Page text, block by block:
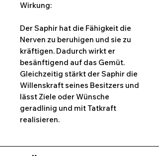
Wirkung:
Der Saphir hat die Fähigkeit die
Nerven zu beruhigen und sie zu
kräftigen. Dadurch wirkt er
besänftigend auf das Gemüt.
Gleichzeitig stärkt der Saphir die
Willenskraft seines Besitzers und
lässt Ziele oder Wünsche
geradlinig und mit Tatkraft
realisieren.